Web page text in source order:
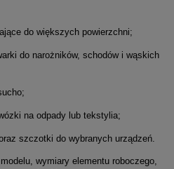
do większych powierzchni;
do narożników, schodów i wąskich
na odpady lub tekstylia;
szczotki do wybranych urządzeń.
wymiary elementu roboczego,